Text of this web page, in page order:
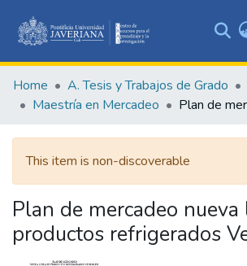
&
Collections
Statistics
Home A. Tesis y Trabajos de Grado
Maestría en Mercadeo
This item is non-discoverable
Plan de mercadeo nueva
productos refrigerados